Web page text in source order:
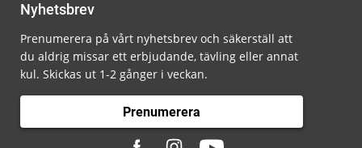
Nyhetsbrev
Prenumerera på vårt nyhetsbrev och säkerställ att
du aldrig missar ett erbjudande, tävling eller annat
kul. Skickas ut 1-2 gånger i veckan.
Prenumerera